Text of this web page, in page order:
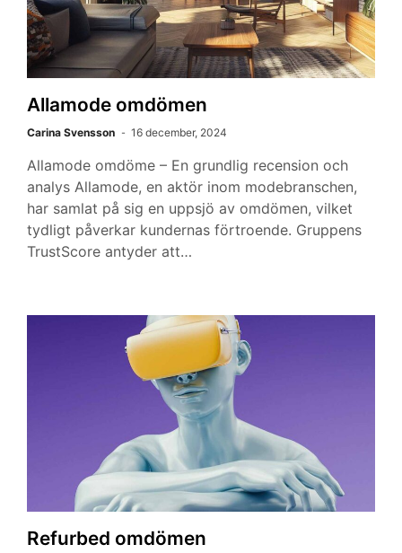
Allamode omdömen
Carina Svensson 16 december, 2024
Allamode omdöme – En grundlig recension och
analys Allamode, en aktör inom modebranschen,
har samlat på sig en uppsjö av omdömen, vilket
tydligt påverkar kundernas förtroende. Gruppens
TrustScore antyder att…
Refurbed omdömen